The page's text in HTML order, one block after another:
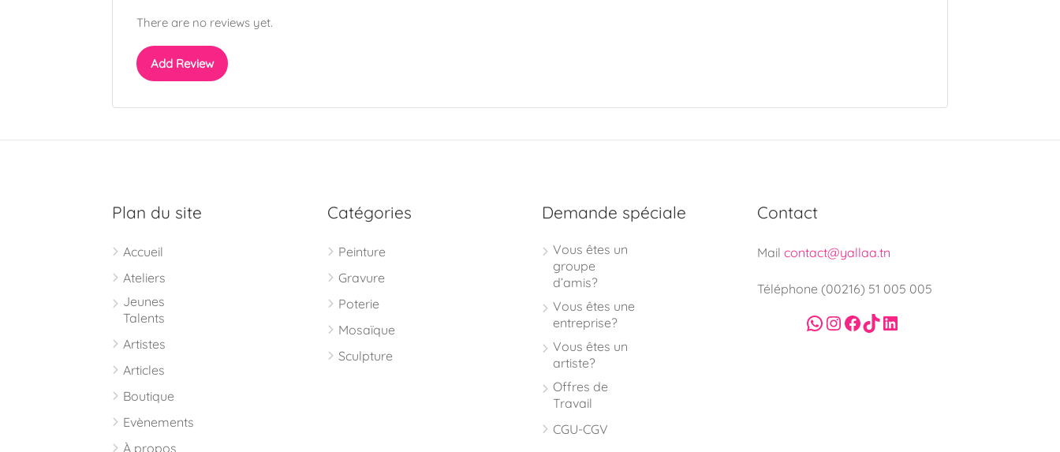
There are no reviews yet.
Add Review
Plan du site
Accueil
Ateliers
Jeunes
Talents
Artistes
Articles
Boutique
Evènements
À propos
Catégories
Peinture
Gravure
Poterie
Mosaïque
Sculpture
Demande spéciale
Vous êtes un
groupe
d’amis?
Vous êtes une
entreprise?
Vous êtes un
artiste?
Offres de
Travail
CGU-CGV
Contact
Mail contact@yallaa.tn
Téléphone (00216) 51 005 005
WhatsApp
Instagram
Facebook
TikTok
LinkedIn